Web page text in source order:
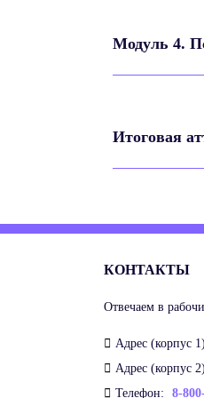
Модуль 4.
Итоговая
КОНТАКТЫ
Отвечаем в
Адрес (корпус
Адрес (корпус
Телефон:
8-